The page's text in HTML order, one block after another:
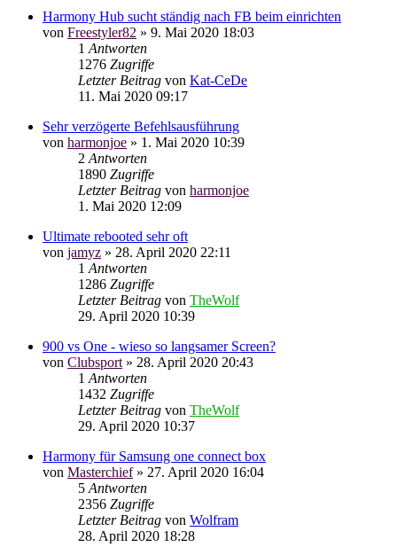
Harmony Hub sucht ständig nach FB beim einrichten
von Freestyler82 » 9. Mai 2020 18:03
1 Antworten
1276 Zugriffe
Letzter Beitrag von Kat-CeDe
11. Mai 2020 09:17
Sehr verzögerte Befehlsausführung
von harmonjoe » 1. Mai 2020 10:39
2 Antworten
1890 Zugriffe
Letzter Beitrag von harmonjoe
1. Mai 2020 12:09
Ultimate rebooted sehr oft
von jamyz » 28. April 2020 22:11
1 Antworten
1286 Zugriffe
Letzter Beitrag von TheWolf
29. April 2020 10:39
900 vs One - wieso so langsamer Screen?
von Clubsport » 28. April 2020 20:43
1 Antworten
1432 Zugriffe
Letzter Beitrag von TheWolf
29. April 2020 10:37
Harmony für Samsung one connect box
von Masterchief» 27. April 2020 16:04
5 Antworten
2356 Zugriffe
Letzter Beitrag von Wolfram
28. April 2020 18:28